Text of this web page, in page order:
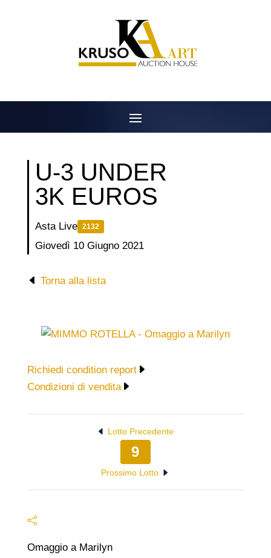
U-3 UNDER
3K EUROS
Asta Live 2132
Giovedì 10 Giugno 2021
Torna alla lista
Richiedi condition report
Condizioni di vendita
Lotto Precedente
9
Prossimo Lotto
Omaggio a Marilyn